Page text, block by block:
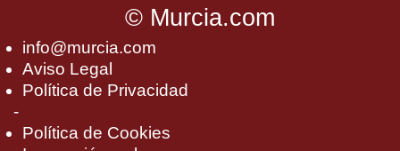
© Murcia.com
info@murcia.com
Aviso Legal
Política de Privacidad
-
Política de Cookies